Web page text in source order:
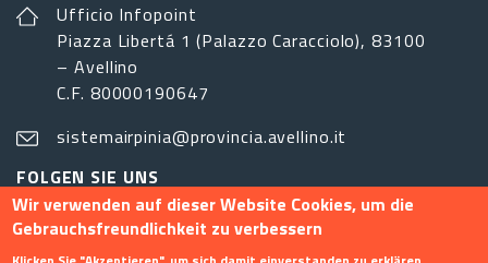
Ufficio Infopoint
Piazza Libertá 1 (Palazzo Caracciolo), 83100
– Avellino
C.F. 80000190647
sistemairpinia@provincia.avellino.it
FOLGEN SIE UNS
Wir verwenden auf dieser Website Cookies, um die
Gebrauchsfreundlichkeit zu verbessern